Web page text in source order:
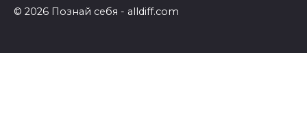
© 2026 Познай себя - alldiff.com